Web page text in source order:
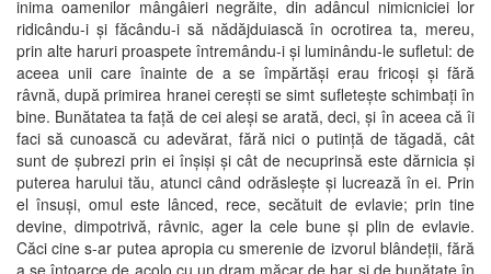
inima oamenilor mângâieri negrăite, din adâncul nimicniciei lor
ridicându-i şi făcându-i să nădăjduiască în ocrotirea ta, mereu,
prin alte haruri proaspete întremându-i şi luminându-le sufletul: de
aceea unii care înainte de a se împărtăşi erau fricoşi şi fără
râvnă, după primirea hranei cereşti se simt sufleteşte schimbaţi în
bine. Bunătatea ta faţă de cei aleşi se arată, deci, şi în aceea că îi
faci să cunoască cu adevărat, fără nici o putinţă de tăgadă, cât
sunt de şubrezi prin ei înşişi şi cât de necuprinsă este dărnicia şi
puterea harului tău, atunci când odrăsleşte şi lucrează în ei. Prin
el însuşi, omul este lânced, rece, secătuit de evlavie; prin tine
devine, dimpotrivă, râvnic, ager la cele bune şi plin de evlavie.
Căci cine s-ar putea apropia cu smerenie de izvorul blândeţii, fără
a se întoarce de acolo cu un dram măcar de har şi de bunătate în